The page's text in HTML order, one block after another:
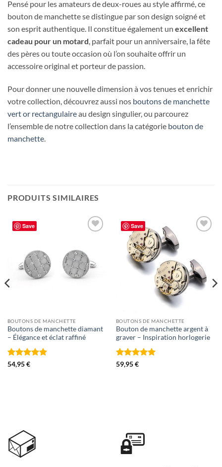
Pensé pour les amateurs de deux-roues au style affirmé, ce
bouton de manchette se distingue par son design soigné et
son esprit authentique. Il constitue également un excellent
cadeau pour un motard, parfait pour un anniversaire, la fête
des pères ou toute occasion où l’on souhaite offrir un
accessoire original et porteur de passion.
Pour donner une nouvelle dimension à vos tenues et enrichir
votre collection, découvrez aussi nos boutons de manchette
vert or rectangulaireau design singulier, ou parcourez
l’ensemble de notre collection dans la catégorie bouton de
manchette
PRODUITS SIMILAIRES
Save
d’envies
BOUTONS DE MANCHETTE
Boutons de manchette diamant
– Élégance et éclat raffiné
Note5
54,95€
Save
BOUTONS DE MANCHETTE
Bouton de manchette argent à
graver – Inspiration horlogerie
Note5
59,95€